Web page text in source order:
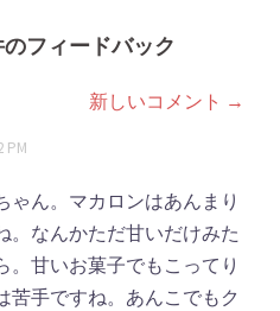
のフィードバック
新しいコメント →
PM
ゃん。マカロンはあんまり
。なんかただ甘いだけみた
。甘いお菓子でもこってり
苦手ですね。あんこでもク